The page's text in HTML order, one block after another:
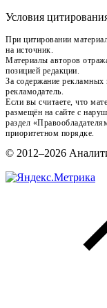
Условия
При цитировании
на источник.
Материалы авторов
позицией редакции.
За содержание рекламных
рекламодатель.
Если вы считаете, что
размещён на сайте с
раздел
приоритетном порядке.
© 2012–2026